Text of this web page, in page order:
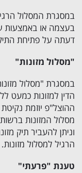
במסגרת המסלול
בעצמה או באמצעות
דעתה על פתיחת התיק
"מסלול מזונות"
במסגרת "מסלול
הדין למזונות כמעט
ההוצל"פ יוזמת
וניתן להעביר תיק
הרגיל למסלול מזונות.
טענת "פרעתי"